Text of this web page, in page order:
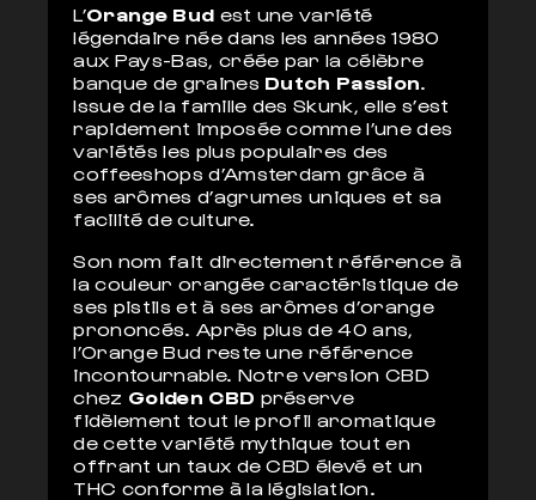
L’Orange Bud est une variété
légendaire née dans les années 1980
aux Pays-Bas, créée par la célèbre
banque de graines Dutch Passion
Issue de la famille des Skunk, elle s’est
rapidement imposée comme l’une des
variétés les plus populaires des
coffeeshops d’Amsterdam grâce à
ses arômes d’agrumes uniques et sa
facilité de culture.
Son nom fait directement référence à
la couleur orangée caractéristique de
ses pistils et à ses arômes d’orange
prononcés. Après plus de 40 ans,
l’Orange Bud reste une référence
incontournable. Notre version CBD
chez Golden CBD préserve
fidèlement tout le profil aromatique
de cette variété mythique tout en
offrant un taux de CBD élevé et un
THC conforme à la législation.